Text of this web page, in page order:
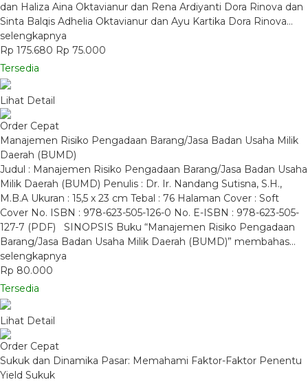
dan Haliza Aina Oktavianur dan Rena Ardiyanti Dora Rinova dan
Sinta Balqis Adhelia Oktavianur dan Ayu Kartika Dora Rinova…
selengkapnya
Rp 175.680 Rp 75.000
Tersedia
Lihat Detail
Order Cepat
Manajemen Risiko Pengadaan Barang/Jasa Badan Usaha Milik
Daerah (BUMD)
Judul : Manajemen Risiko Pengadaan Barang/Jasa Badan Usaha
Milik Daerah (BUMD) Penulis : Dr. Ir. Nandang Sutisna, S.H.,
M.B.A Ukuran : 15,5 x 23 cm Tebal : 76 Halaman Cover : Soft
Cover No. ISBN : 978-623-505-126-0 No. E-ISBN : 978-623-505-
127-7 (PDF) SINOPSIS Buku “Manajemen Risiko Pengadaan
Barang/Jasa Badan Usaha Milik Daerah (BUMD)” membahas…
selengkapnya
Rp 80.000
Tersedia
Lihat Detail
Order Cepat
Sukuk dan Dinamika Pasar: Memahami Faktor-Faktor Penentu
Yield Sukuk